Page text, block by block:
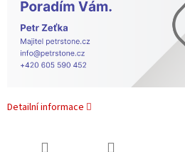
Detailní informace